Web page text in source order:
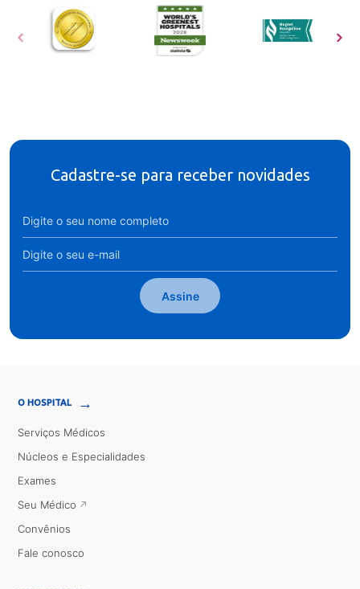
Cadastre-se para receber novidades
Assine
O HOSPITAL →
Serviços Médicos
Núcleos e Especialidades
Exames
Seu Médico
Convênios
Fale conosco